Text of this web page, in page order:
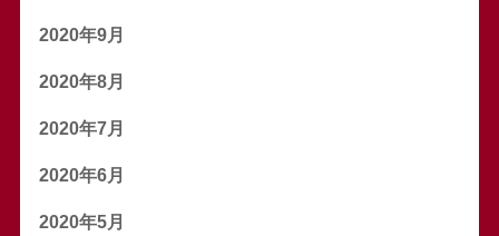
2020年9月
2020年8月
2020年7月
2020年6月
2020年5月